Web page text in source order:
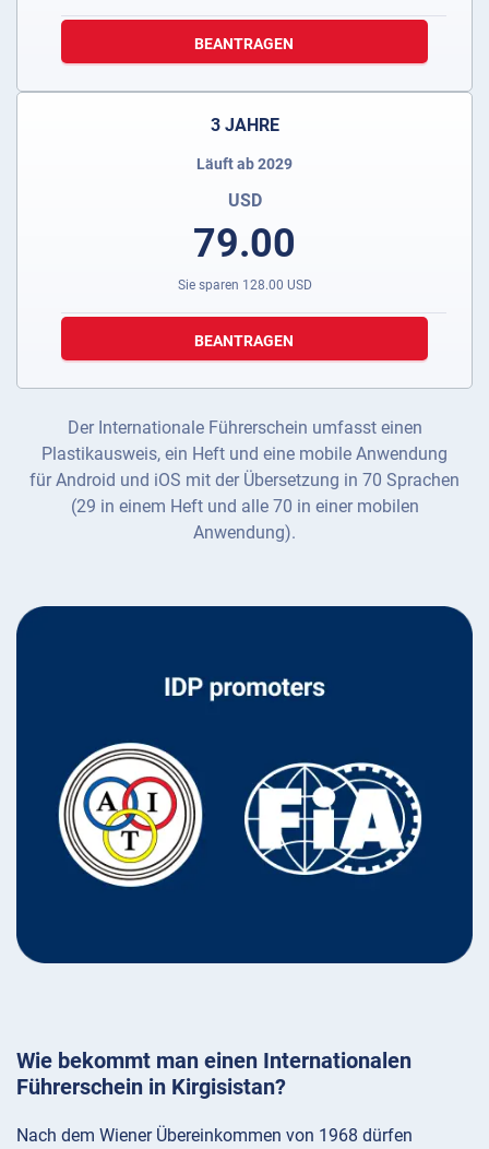
BEANTRAGEN
3 JAHRE
Läuft ab 2029
USD
79.00
Sie sparen 128.00 USD
BEANTRAGEN
Der Internationale Führerschein umfasst einen
Plastikausweis, ein Heft und eine mobile Anwendung
für Android und iOS mit der Übersetzung in 70 Sprachen
(29 in einem Heft und alle 70 in einer mobilen
Anwendung).
Wie bekommt man einen Internationalen
Führerschein in Kirgisistan?
Nach dem Wiener Übereinkommen von 1968 dürfen